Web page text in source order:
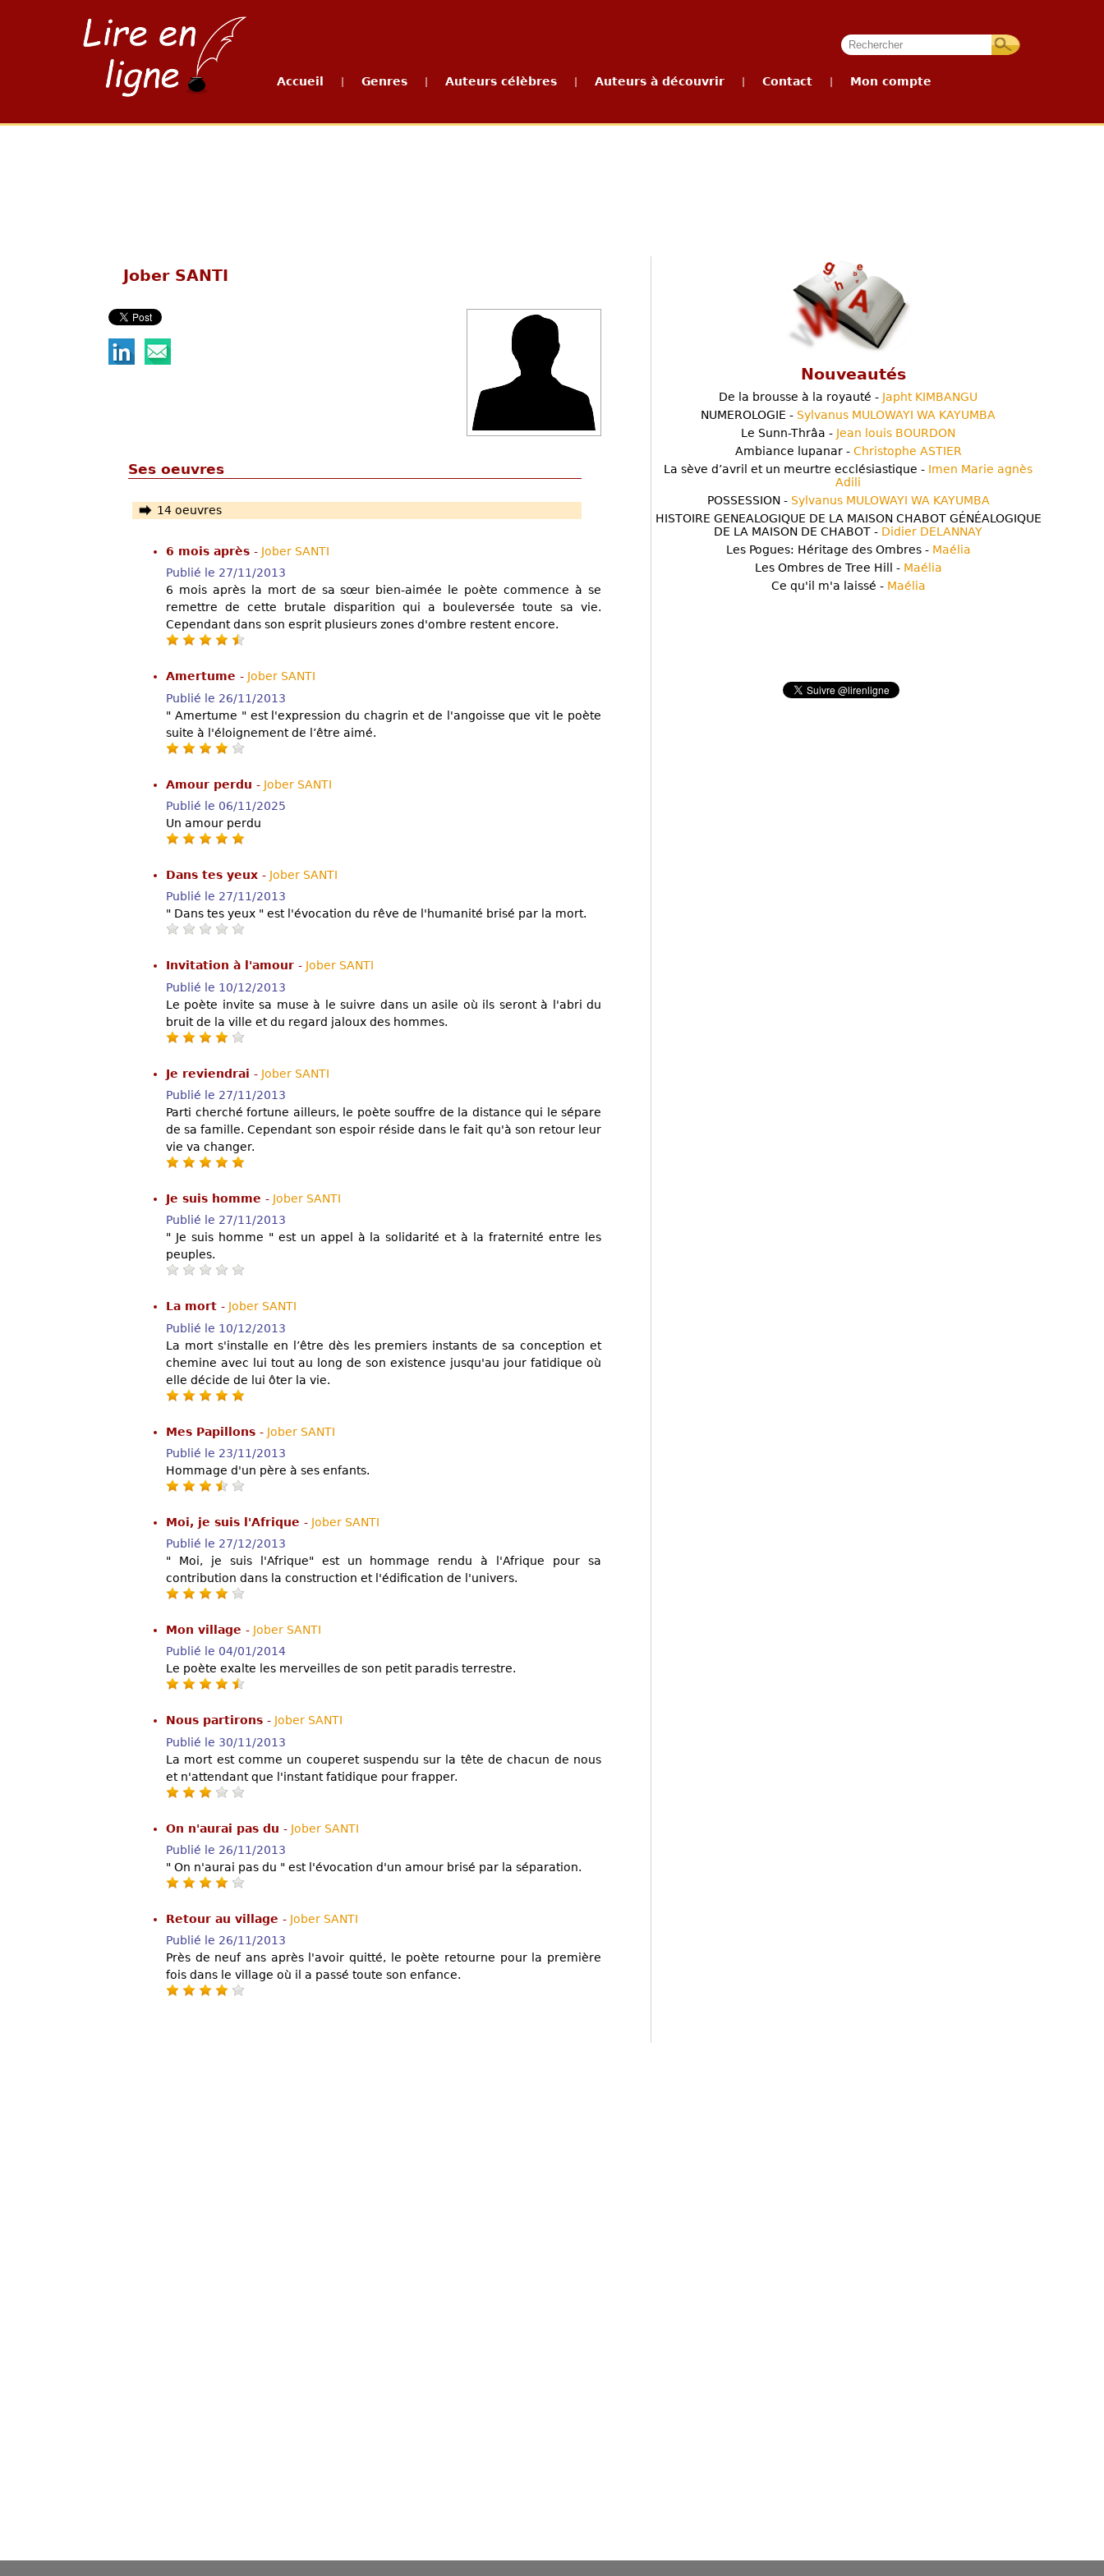
Accueil Genres Auteurs célèbres Auteurs à découvrir Contact Mon compte
Jober SANTI
Ses oeuvres
14 oeuvres
6 mois après - Jober SANTI
Publié le 27/11/2013
6 mois après la mort de sa sœur bien-aimée le poète commence à se
remettre de cette brutale disparition qui a bouleversée toute sa vie.
Cependant dans son esprit plusieurs zones d'ombre restent encore.
Amertume - Jober SANTI
Publié le 26/11/2013
" Amertume " est l'expression du chagrin et de l'angoisse que vit le poète
suite à l'éloignement de l’être aimé.
Amour perdu - Jober SANTI
Publié le 06/11/2025
Un amour perdu
Dans tes yeux - Jober SANTI
Publié le 27/11/2013
" Dans tes yeux " est l'évocation du rêve de l'humanité brisé par la mort.
Invitation à l'amour - Jober SANTI
Publié le 10/12/2013
Le poète invite sa muse à le suivre dans un asile où ils seront à l'abri du
bruit de la ville et du regard jaloux des hommes.
Je reviendrai - Jober SANTI
Publié le 27/11/2013
Parti cherché fortune ailleurs, le poète souffre de la distance qui le sépare
de sa famille. Cependant son espoir réside dans le fait qu'à son retour leur
vie va changer.
Je suis homme - Jober SANTI
Publié le 27/11/2013
" Je suis homme " est un appel à la solidarité et à la fraternité entre les
peuples.
La mort - Jober SANTI
Publié le 10/12/2013
La mort s'installe en l’être dès les premiers instants de sa conception et
chemine avec lui tout au long de son existence jusqu'au jour fatidique où
elle décide de lui ôter la vie.
Mes Papillons - Jober SANTI
Publié le 23/11/2013
Hommage d'un père à ses enfants.
Moi, je suis l'Afrique - Jober SANTI
Publié le 27/12/2013
" Moi, je suis l'Afrique" est un hommage rendu à l'Afrique pour sa
contribution dans la construction et l'édification de l'univers.
Mon village - Jober SANTI
Publié le 04/01/2014
Le poète exalte les merveilles de son petit paradis terrestre.
Nous partirons - Jober SANTI
Publié le 30/11/2013
La mort est comme un couperet suspendu sur la tête de chacun de nous
et n'attendant que l'instant fatidique pour frapper.
On n'aurai pas du - Jober SANTI
Publié le 26/11/2013
" On n'aurai pas du " est l'évocation d'un amour brisé par la séparation.
Retour au village - Jober SANTI
Publié le 26/11/2013
Près de neuf ans après l'avoir quitté, le poète retourne pour la première
fois dans le village où il a passé toute son enfance.
Nouveautés
De la brousse à la royauté - Japht KIMBANGU
NUMEROLOGIE - Sylvanus MULOWAYI WA KAYUMBA
Le Sunn-Thrâa - Jean louis BOURDON
Ambiance lupanar - Christophe ASTIER
La sève d’avril et un meurtre ecclésiastique - Imen Marie agnès
Adili
POSSESSION - Sylvanus MULOWAYI WA KAYUMBA
HISTOIRE GENEALOGIQUE DE LA MAISON CHABOT GÉNÉALOGIQUE
DE LA MAISON DE CHABOT - Didier DELANNAY
Les Pogues: Héritage des Ombres - Maélia
Les Ombres de Tree Hill - Maélia
Ce qu'il m'a laissé - Maélia